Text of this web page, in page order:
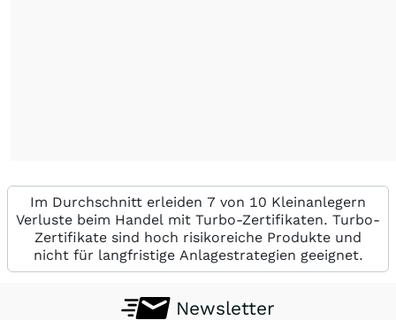
Im Durchschnitt erleiden 7 von 10 Kleinanlegern
Verluste beim Handel mit Turbo-Zertifikaten. Turbo-
Zertifikate sind hoch risikoreiche Produkte und
nicht für langfristige Anlagestrategien geeignet.
Newsletter